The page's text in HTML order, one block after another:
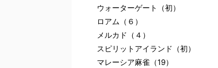
ウォーターゲート（初）
ロアム（６）
メルカド（４）
スピリットアイランド（初）
マレーシア麻雀（19）